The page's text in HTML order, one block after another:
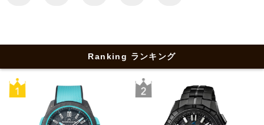
Ranking ランキング